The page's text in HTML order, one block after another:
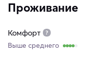
Проживание
Комфорт
Выше среднего